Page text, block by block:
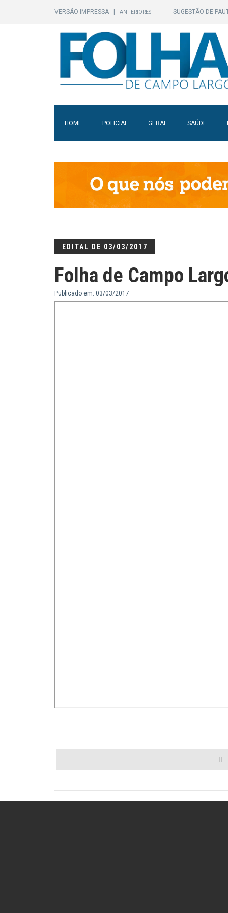
VERSÃO IMPRESSA ANTERIORES SUGESTÃO DE
HOME POLICIAL GERAL SAÚDE
EDITAL DE 03/03/2017
Folha de Campo
Publicado em: 03/03/2017